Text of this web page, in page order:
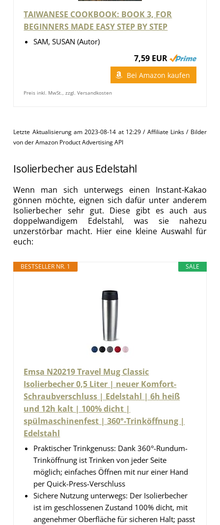
TAIWANESE COOKBOOK: BOOK 3, FOR
BEGINNERS MADE EASY STEP BY STEP
SAM, SUSAN (Autor)
7,59 EUR
Bei Amazon kaufen
Preis inkl. MwSt., zzgl. Versandkosten
Letzte Aktualisierung am 2023-08-14 at 12:29 / Affiliate Links / Bilder
von der Amazon Product Advertising API
Isolierbecher aus Edelstahl
Wenn man sich unterwegs einen Instant-Kakao
gönnen möchte, eignen sich dafür unter anderem
Isolierbecher sehr gut. Diese gibt es auch aus
doppelwandigem Edelstahl, was sie nahezu
unzerstörbar macht. Hier eine kleine Auswahl für
euch:
SALE
BESTSELLER NR. 1
Emsa N20219 Travel Mug Classic
Isolierbecher 0,5 Liter | neuer Komfort-
Schraubverschluss | Edelstahl | 6h heiß
und 12h kalt | 100% dicht |
spülmaschinenfest | 360°-Trinköffnung |
Edelstahl
Praktischer Trinkgenuss: Dank 360°-Rundum-
Trinköffnung ist Trinken von jeder Seite
möglich; einfaches Öffnen mit nur einer Hand
per Quick-Press-Verschluss
Sichere Nutzung unterwegs: Der Isolierbecher
ist im geschlossenen Zustand 100% dicht, mit
angenehmer Oberfläche für sicheren Halt; passt